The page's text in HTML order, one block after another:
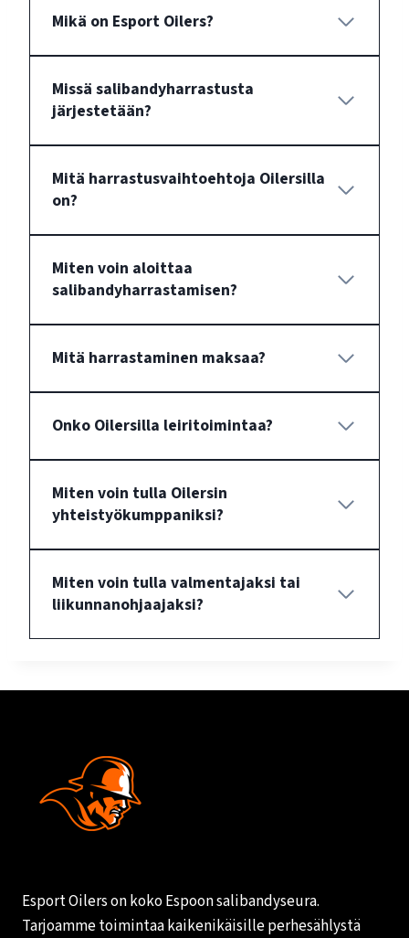
Mikä on Esport Oilers?
Missä salibandyharrastusta
järjestetään?
Mitä harrastusvaihtoehtoja Oilersilla
on?
Miten voin aloittaa
salibandyharrastamisen?
Mitä harrastaminen maksaa?
Onko Oilersilla leiritoimintaa?
Miten voin tulla Oilersin
yhteistyökumppaniksi?
Miten voin tulla valmentajaksi tai
liikunnanohjaajaksi?
Esport Oilers on koko Espoon salibandyseura.
Tarjoamme toimintaa kaikenikäisille perhesählystä